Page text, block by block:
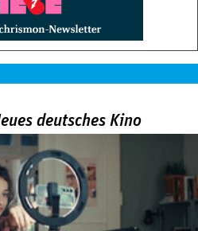
deutsches Kino